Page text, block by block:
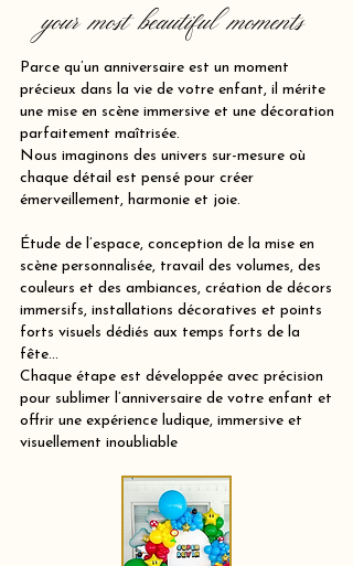
your most beautiful moments
Parce qu’un anniversaire est un moment
précieux dans la vie de votre enfant, il mérite
une mise en scène immersive et une décoration
parfaitement maîtrisée.
Nous imaginons des univers sur-mesure où
chaque détail est pensé pour créer
émerveillement, harmonie et joie.
Étude de l’espace, conception de la mise en
scène personnalisée, travail des volumes, des
couleurs et des ambiances, création de décors
immersifs, installations décoratives et points
forts visuels dédiés aux temps forts de la
fête…
Chaque étape est développée avec précision
pour sublimer l’anniversaire de votre enfant et
offrir une expérience ludique, immersive et
visuellement inoubliable